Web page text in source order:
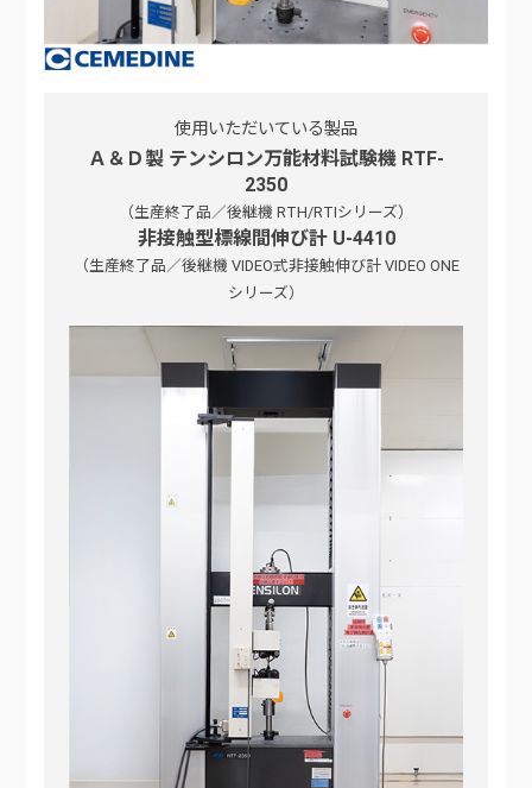
使用いただいている製品
Ａ＆Ｄ製 テンシロン万能材料試験機 RTF-
2350
（生産終了品／後継機 RTH/RTIシリーズ）
非接触型標線間伸び計 U-4410
（生産終了品／後継機 VIDEO式非接触伸び計 VIDEO ONE
シリーズ）